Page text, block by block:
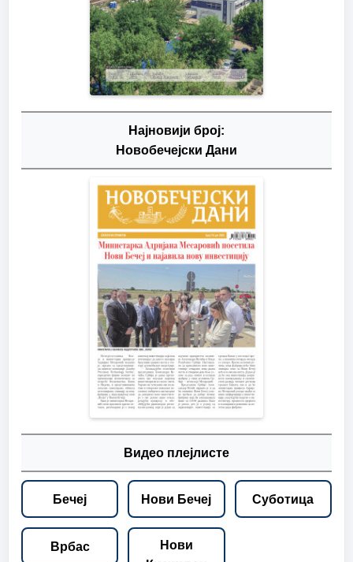
Најновији број:
Новобечејски Дани
Видео плејлисте
Бечеј Нови Бечеј Суботица
Врбас
Нови